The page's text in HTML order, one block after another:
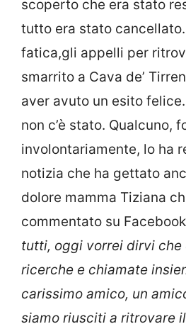
scoperto che era stato
tutto era stato
fatica,gli appelli per
smarrito a Cava de’
aver avuto un esito
non c’è stato. Qualcuno,
involontariamente, lo ha
notizia che ha gettato
dolore mamma Tiziana
commentato su
tutti, oggi vorrei dirvi che
ricerche e chiamate
carissimo amico, un
siamo riusciti a ritrovare